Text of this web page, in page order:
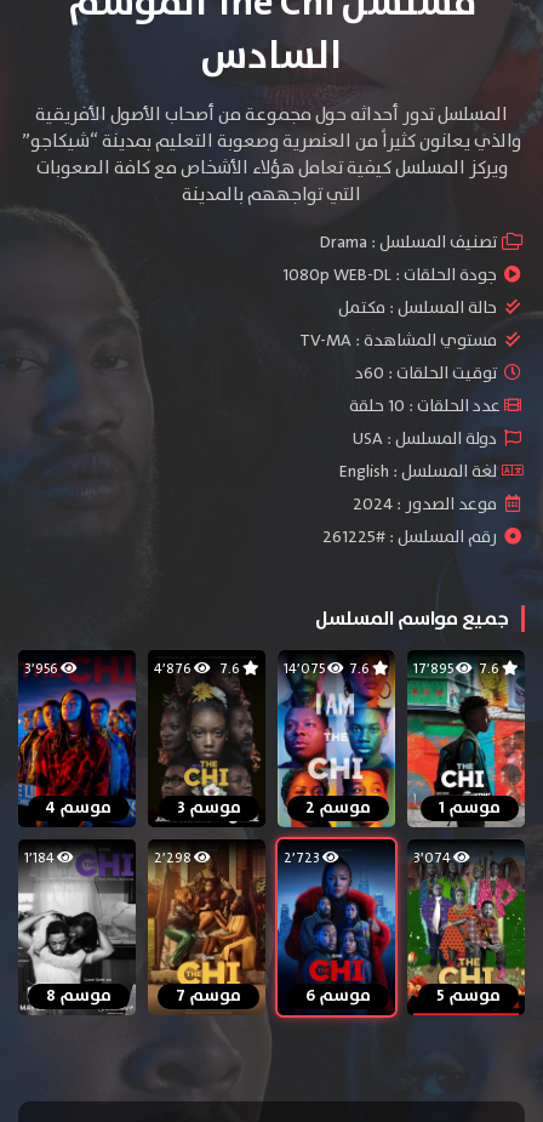
السادس
المسلسل تدور أحداثه حول مجموعة من أصحاب الأصول الأفريقية
والذي يعانون كثيراً من العنصرية وصعوبة التعليم بمدينة “شيكاجو”
ويركز المسلسل كيفية تعامل هؤلاء الأشخاص مع كافة الصعوبات
التي تواجههم بالمدينة
تصنيف المسلسل : Drama
جودة الحلقات :1080p WEB-DL
حالة المسلسل : مكتمل
مستوي المشاهدة :TV-MA
توقيت الحلقات : 60د
عدد الحلقات : 10 حلقة
دولة المسلسل : USA
لغة المسلسل : English
موعد الصدور : 2024
رقم المسلسل : #261225
جميع مواسم المسلسل
7.6 17٬895
موسم 1
7.6 14٬075
موسم 2
4٬876
موسم 3
3٬956
موسم 4
3٬074
موسم 5
2٬723
موسم 6
2٬298
موسم 7
1٬184
موسم 8